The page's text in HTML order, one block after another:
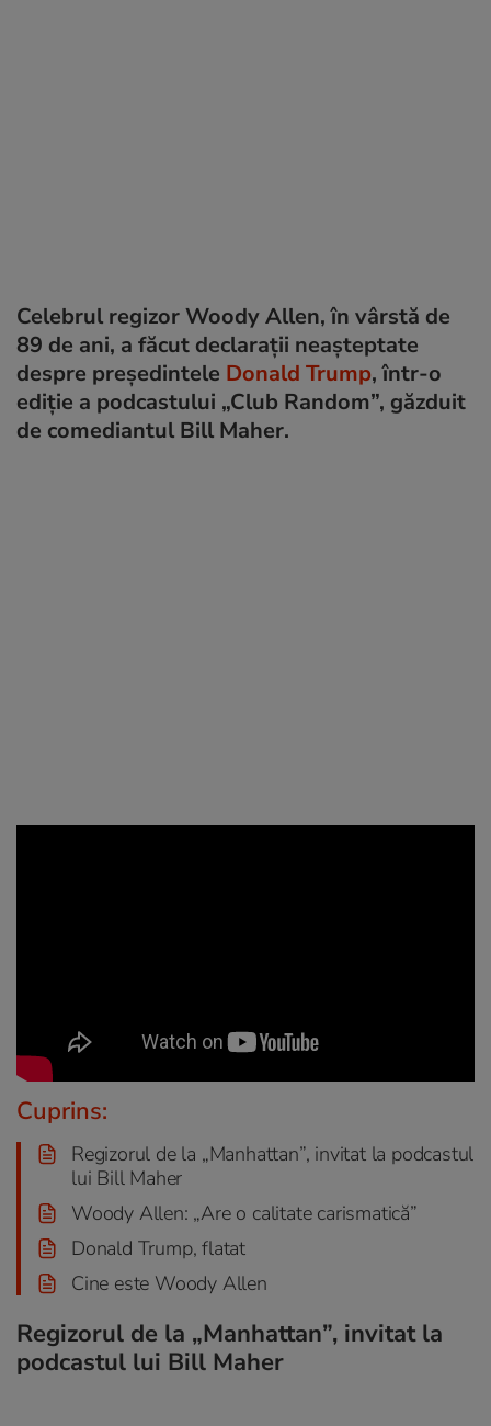
Celebrul regizor Woody Allen, în vârstă de
89 de ani, a făcut declarații neașteptate
despre președintele Donald Trump, într-o
ediție a podcastului „Club Random”, găzduit
de comediantul Bill Maher.
Cuprins:
Regizorul de la „Manhattan”, invitat la podcastul
lui Bill Maher
Woody Allen: „Are o calitate carismatică”
Donald Trump, flatat
Cine este Woody Allen
Regizorul de la „Manhattan”, invitat la
podcastul lui Bill Maher